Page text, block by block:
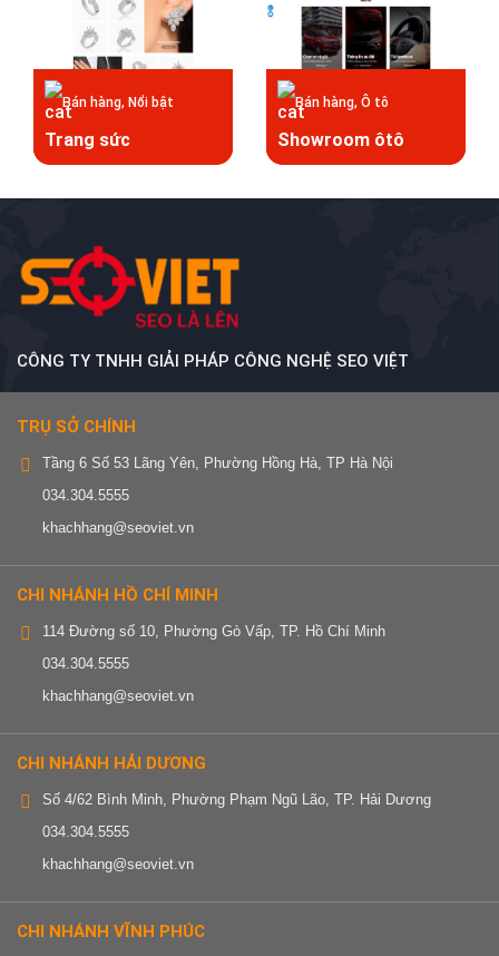
Bán hàng, Nổi bật
Trang sức
Bán hàng, Ô tô
Showroom ôtô
CÔNG TY TNHH GIẢI PHÁP CÔNG NGHỆ SEO VIỆT
TRỤ SỞ CHÍNH
Tầng 6 Số 53 Lãng Yên, Phường Hồng Hà, TP Hà Nội
034.304.5555
khachhang@seoviet.vn
CHI NHÁNH HỒ CHÍ MINH
114 Đường số 10, Phường Gò Vấp, TP. Hồ Chí Minh
034.304.5555
khachhang@seoviet.vn
CHI NHÁNH HẢI DƯƠNG
Số 4/62 Bình Minh, Phường Phạm Ngũ Lão, TP. Hải Dương
034.304.5555
khachhang@seoviet.vn
CHI NHÁNH VĨNH PHÚC